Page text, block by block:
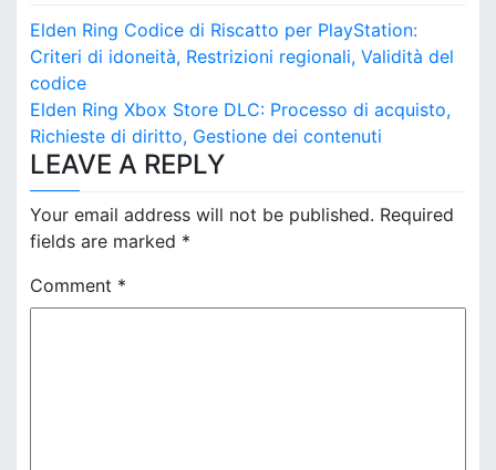
P
o
s
t
n
a
v
i
Elden Ring Codice di Riscatto per PlayStation:
Criteri di idoneità, Restrizioni regionali, Validità del
codice
Elden Ring Xbox Store DLC: Processo di acquisto,
Richieste di diritto, Gestione dei contenuti
LEAVE A REPLY
Your email address will not be published. Required
fields are marked *
Comment *